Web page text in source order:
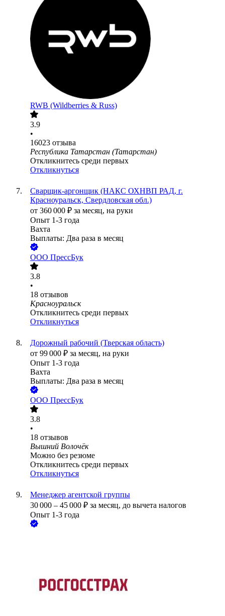
RWB (Wildberries & Russ)
3.9
•
16023 отзыва
Республика Татарстан (Татарстан)
Откликнитесь среди первых
Откликнуться
Сварщик-аргонщик (НАКС ОХНВП РАД, г.
Красноуральск, Свердловская обл.)
от 360 000 ₽ за месяц, на руки
Опыт 1-3 года
Вахта
Выплаты: Два раза в месяц
ООО ПрессБук
3.8
•
18 отзывов
Красноуральск
Откликнитесь среди первых
Откликнуться
Дорожный рабочий (Тверская область)
от 99 000 ₽ за месяц, на руки
Опыт 1-3 года
Вахта
Выплаты: Два раза в месяц
ООО ПрессБук
3.8
•
18 отзывов
Вышний Волочёк
Можно без резюме
Откликнитесь среди первых
Откликнуться
Менеджер агентской группы
30 000 – 45 000 ₽ за месяц, до вычета налогов
Опыт 1-3 года